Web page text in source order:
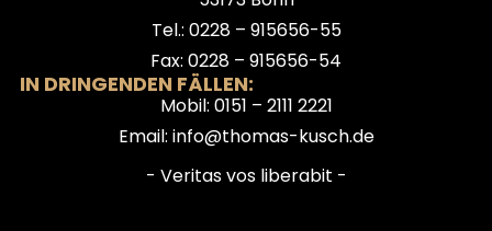
Tel.: 0228 – 915656-55
Fax: 0228 – 915656-54
IN DRINGENDEN FÄLLEN:
Mobil: 0151 – 2111 2221
Email: info@thomas-kusch.de
- Veritas vos liberabit -